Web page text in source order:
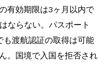
有効期限は3ヶ月以内で
ならない。パスポート
渡航認証の取得は可能
。国境で入国を拒否され